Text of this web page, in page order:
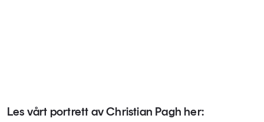
Les vårt portrett av Christian Pagh her: